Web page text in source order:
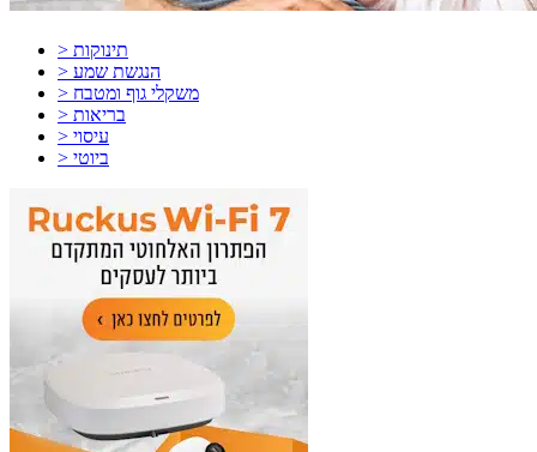
> תינוקות
> הנגשת שמע
> משקלי גוף ומטבח
> בריאות
> עיסוי
> ביוטי